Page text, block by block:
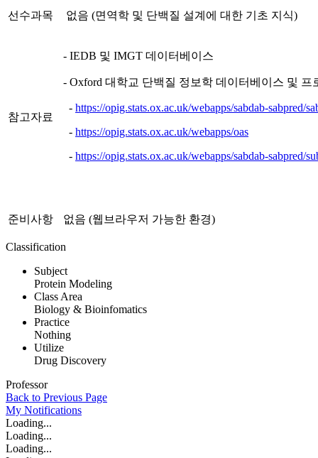
선수과목 없음 (면역학 및 단백질 설계에 대한 기초 지식)
참고자료
- IEDB 및 IMGT 데이터베이스
- Oxford 대학교 단백질 정보학 데이터베이스 및 프
- https://opig.stats.ox.ac.uk/webapps/sabdab-sabpred/
- https://opig.stats.ox.ac.uk/webapps/oas
- https://opig.stats.ox.ac.uk/webapps/sabdab-sabpred/
준비사항 없음 (웹브라우저 가능한 환경)
Classification
Subject
Protein Modeling
Class Area
Biology & Bioinfomatics
Practice
Nothing
Utilize
Drug Discovery
Professor
Back to Previous Page
My Notifications
Loading...
Loading...
Loading...